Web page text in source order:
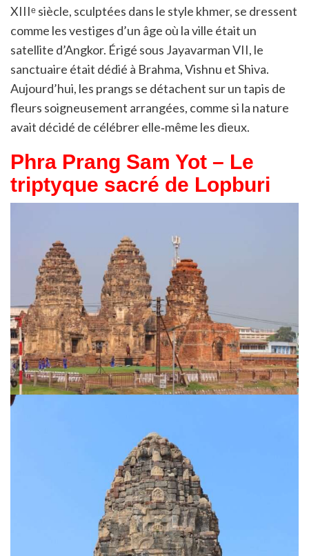
XIIIᵉ siècle, sculptées dans le style khmer, se dressent
comme les vestiges d’un âge où la ville était un
satellite d’Angkor. Érigé sous Jayavarman VII, le
sanctuaire était dédié à Brahma, Vishnu et Shiva.
Aujourd’hui, les prangs se détachent sur un tapis de
fleurs soigneusement arrangées, comme si la nature
avait décidé de célébrer elle‑même les dieux.
Phra Prang Sam Yot – Le
triptyque sacré de Lopburi